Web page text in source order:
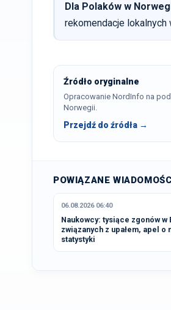
Dla Polaków w
rekomendacje lokalnych
Źródło oryginalne
Opracowanie NordInfo na
Norwegii.
Przejdź do źródła →
POWIĄZANE
06.08.2026 06:40
Naukowcy: tysiące zgonów w
związanych z upałem, apel o
statystyki